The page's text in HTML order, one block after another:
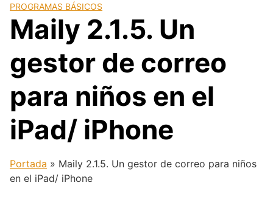
PROGRAMAS BÁSICOS
Maily 2.1.5. Un
gestor de correo
para niños en el
iPad/ iPhone
Portada » Maily 2.1.5. Un gestor de correo para niños
en el iPad/ iPhone